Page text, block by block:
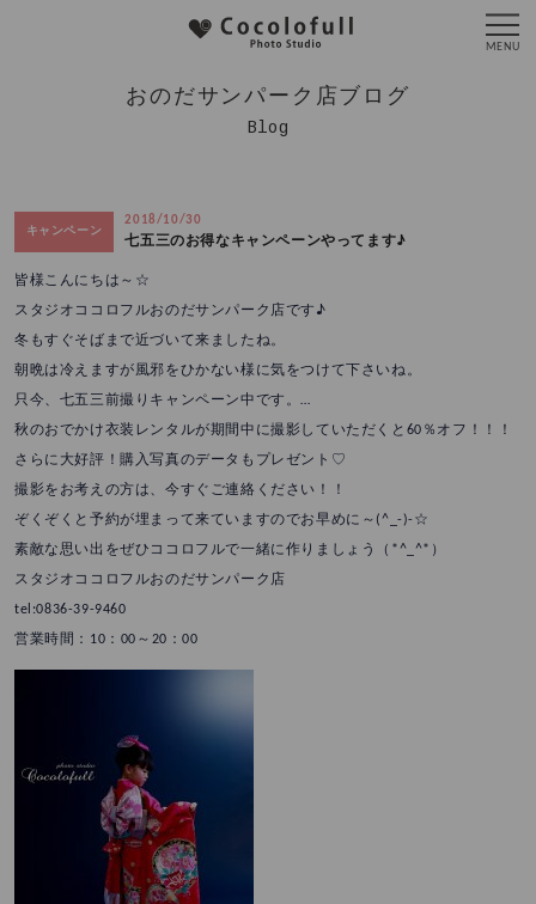
おのだサンパーク店ブログ
Blog
キャンペーン
2018/10/30
七五三のお得なキャンペーンやってます♪
皆様こんにちは～☆
スタジオココロフルおのだサンパーク店です♪
冬もすぐそばまで近づいて来ましたね。
朝晩は冷えますが風邪をひかない様に気をつけて下さいね。
只今、七五三前撮りキャンペーン中です。…
秋のおでかけ衣装レンタルが期間中に撮影していただくと60％オフ！！！
さらに大好評！購入写真のデータもプレゼント♡
撮影をお考えの方は、今すぐご連絡ください！！
ぞくぞくと予約が埋まって来ていますのでお早めに～(^_-)-☆
素敵な思い出をぜひココロフルで一緒に作りましょう（*^_^*）
スタジオココロフルおのだサンパーク店
tel:0836-39-9460
営業時間：10：00～20：00